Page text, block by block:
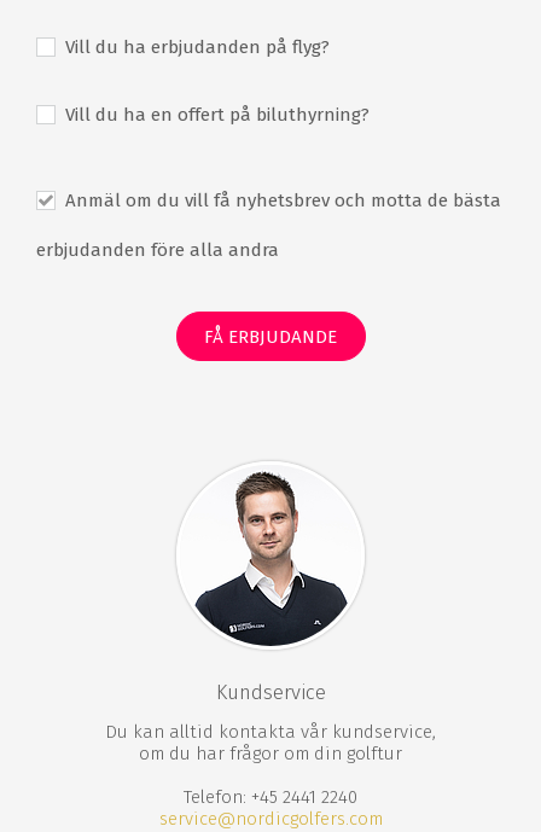
Barer
Terrass
Spa
Wellness
Yoga
Strand
Mötesrum
Underhållning
Vill du ha erbjudanden på flyg?
Vill du ha en offert på biluthyrning?
Anmäl om du vill få nyhetsbrev och motta de bästa
erbjudanden före alla andra
FÅ ERBJUDANDE
Kundservice
Du kan alltid kontakta vår kundservice,
om du har frågor om din golftur
Telefon: +45 2441 2240
service@nordicgolfers.com